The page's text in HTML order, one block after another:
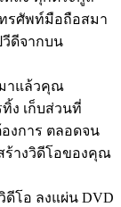
รศัพท์มือถือสมา
ดีจากบน
าแล้วคุณ
ง เก็บส่วนที่
งการ ตลอดจน
ร้างวิดีโอของคุณ
ดีโอ ลงแผ่น DVD